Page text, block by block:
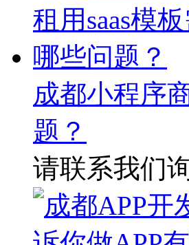
成都小程序
题？
请联系我们